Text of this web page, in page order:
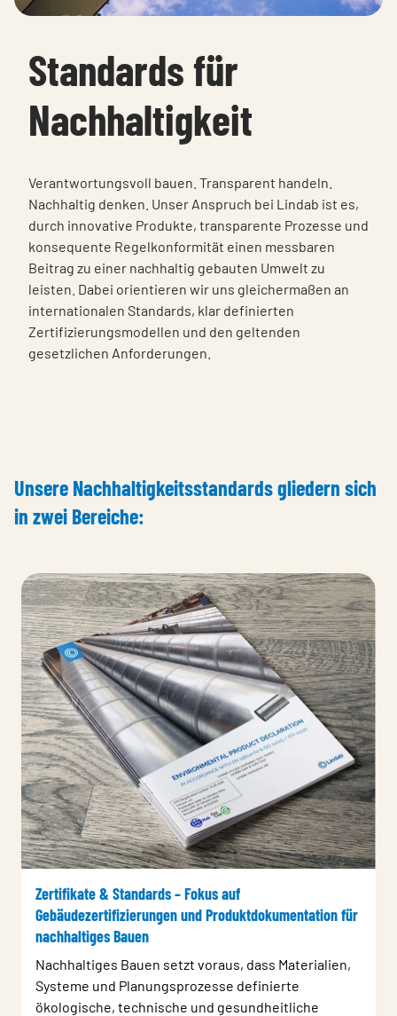
Standards für
Nachhaltigkeit
Verantwortungsvoll bauen. Transparent handeln.
Nachhaltig denken. Unser Anspruch bei Lindab ist es,
durch innovative Produkte, transparente Prozesse und
konsequente Regelkonformität einen messbaren
Beitrag zu einer nachhaltig gebauten Umwelt zu
leisten. Dabei orientieren wir uns gleichermaßen an
internationalen Standards, klar definierten
Zertifizierungsmodellen und den geltenden
gesetzlichen Anforderungen.
Unsere Nachhaltigkeitsstandards gliedern sich
in zwei Bereiche:
Zertifikate & Standards – Fokus auf
Gebäudezertifizierungen und Produktdokumentation für
nachhaltiges Bauen
Nachhaltiges Bauen setzt voraus, dass Materialien,
Systeme und Planungsprozesse definierte
ökologische, technische und gesundheitliche